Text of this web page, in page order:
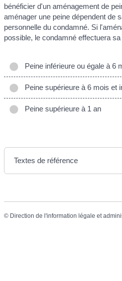
bénéficier d'un aménagement de
aménager une peine dépendent de
personnelle du condamné. Si
possible, le condamné effectuera
Peine inférieure ou égale à 6
Peine supérieure à 6 mois et
Peine supérieure à 1 an
Textes de référence
© Direction de l'information légale et